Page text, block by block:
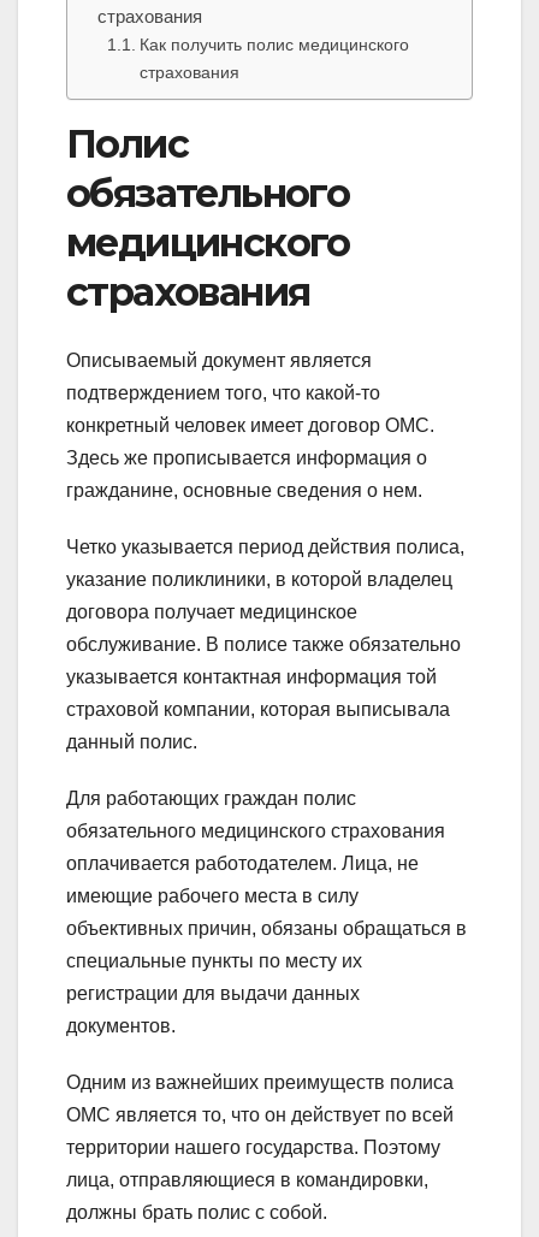
страхования
Как получить полис медицинского
страхования
Полис
обязательного
медицинского
страхования
Описываемый документ является
подтверждением того, что какой-то
конкретный человек имеет договор ОМС.
Здесь же прописывается информация о
гражданине, основные сведения о нем.
Четко указывается период действия полиса,
указание поликлиники, в которой владелец
договора получает медицинское
обслуживание. В полисе также обязательно
указывается контактная информация той
страховой компании, которая выписывала
данный полис.
Для работающих граждан полис
обязательного медицинского страхования
оплачивается работодателем. Лица, не
имеющие рабочего места в силу
объективных причин, обязаны обращаться в
специальные пункты по месту их
регистрации для выдачи данных
документов.
Одним из важнейших преимуществ полиса
ОМС является то, что он действует по всей
территории нашего государства. Поэтому
лица, отправляющиеся в командировки,
должны брать полис с собой.